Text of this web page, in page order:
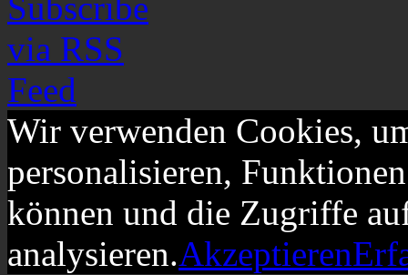
Wir verwenden Cookies,
personalisieren,
können und die Zugriffe
analysieren.Akzeptieren